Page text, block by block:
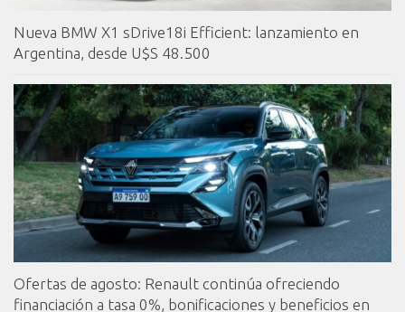
Nueva BMW X1 sDrive18i Efficient: lanzamiento en
Argentina, desde U$S 48.500
Ofertas de agosto: Renault continúa ofreciendo
financiación a tasa 0%, bonificaciones y beneficios en